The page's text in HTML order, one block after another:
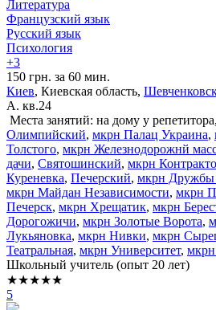
Литература
Французский язык
Русский язык
Психология
+3
150 грн. за 60 мин.
Киев, Киевская область,
А. кв.24
Места занятий: на дому у
Олимпийский, мкрн Палац Украина,
Толстого, мкрн Железнодорожнй
дачи, Святошинский, мкрн
Куреневка, Печерский, мкрн Дружбы
мкрн Майдан Независимости, мкрн
Печерск, мкрн Хрещатик, мкрн
Дорогожичи, мкрн Золотые Ворота,
Лукьяновка, мкрн Нивки, мкрн
Театральная, мкрн Университет,
Школьный учитель (опыт 20 лет)
★★★★★
5